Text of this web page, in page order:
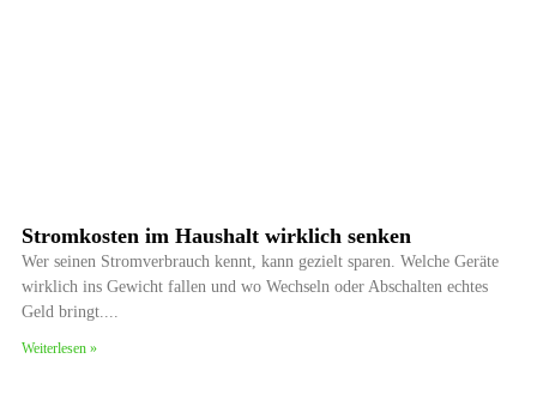
Stromkosten im Haushalt wirklich senken
Wer seinen Stromverbrauch kennt, kann gezielt sparen. Welche Geräte
wirklich ins Gewicht fallen und wo Wechseln oder Abschalten echtes
Geld bringt.
Weiterlesen »